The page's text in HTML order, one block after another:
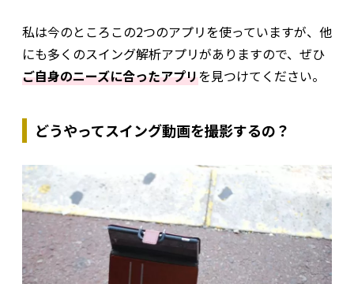
私は今のところこの2つのアプリを使っていますが、他
にも多くのスイング解析アプリがありますので、ぜひ
ご自身のニーズに合ったアプリを見つけてください。
どうやってスイング動画を撮影するの？